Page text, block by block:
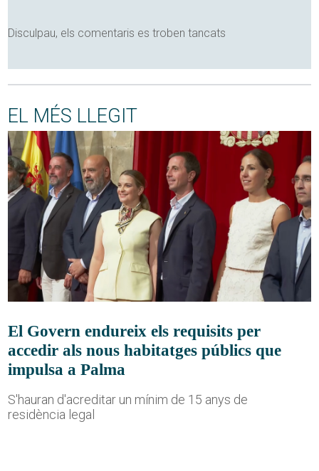
Disculpau, els comentaris es troben tancats
EL MÉS LLEGIT
El Govern endureix els requisits per
accedir als nous habitatges públics que
impulsa a Palma
S'hauran d'acreditar un mínim de 15 anys de
residència legal